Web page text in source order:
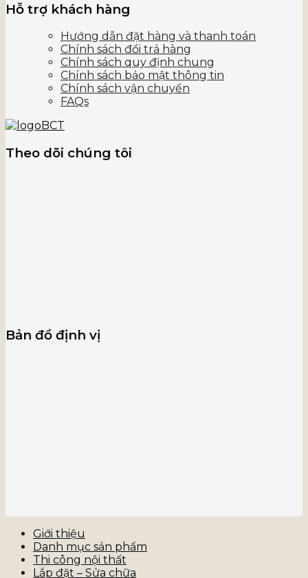
Hỗ trợ khách hàng
Hướng dẫn đặt hàng và thanh toán
Chính sách đổi trả hàng
Chính sách quy định chung
Chính sách bảo mật thông tin
Chính sách vận chuyển
FAQs
Theo dõi chúng tôi
Bản đồ định vị
Giới thiệu
Danh mục sản phẩm
Thi công nội thất
Lắp đặt – Sửa chữa